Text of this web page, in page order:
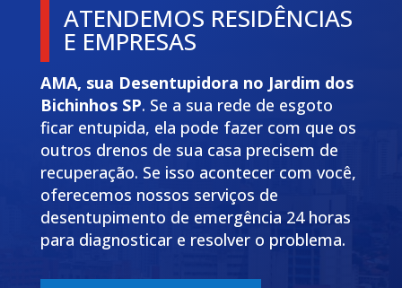
ATENDEMOS RESIDÊNCIAS
E EMPRESAS
AMA, sua Desentupidora no Jardim dos
Bichinhos SP. Se a sua rede de esgoto
ficar entupida, ela pode fazer com que os
outros drenos de sua casa precisem de
recuperação. Se isso acontecer com você,
oferecemos nossos serviços de
desentupimento de emergência 24 horas
para diagnosticar e resolver o problema.